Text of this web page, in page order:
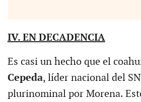
IV. EN DECADENCIA
Es casi un hecho que el
Cepeda, líder nacional del
plurinominal por Morena.